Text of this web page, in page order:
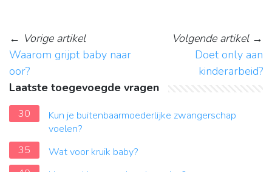
← Vorige artikel
Waarom grijpt baby naar
oor?
Volgende artikel→
Doet only aan
kinderarbeid?
Laatste toegevoegde vragen
30
Kun je buitenbaarmoederlijke zwangerschap
voelen?
35
Wat voor kruik baby?